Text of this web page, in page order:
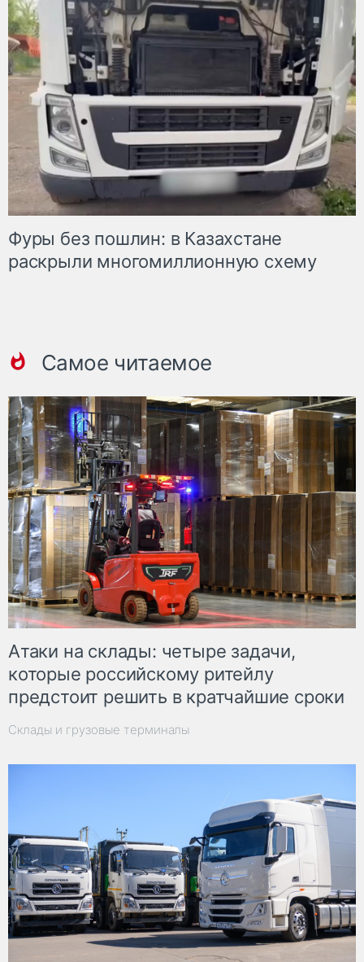
Фуры без пошлин: в Казахстане
раскрыли многомиллионную схему
Самое читаемое
Атаки на склады: четыре задачи,
которые российскому ритейлу
предстоит решить в кратчайшие сроки
Склады и грузовые терминалы